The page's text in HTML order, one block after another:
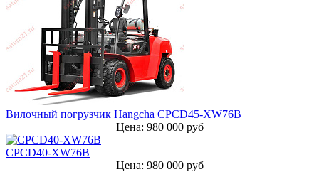
Вилочный погрузчик Hangcha CPСD45-XW76B
Цена: 980 000 руб
CPСD40-XW76B
Цена: 980 000 руб